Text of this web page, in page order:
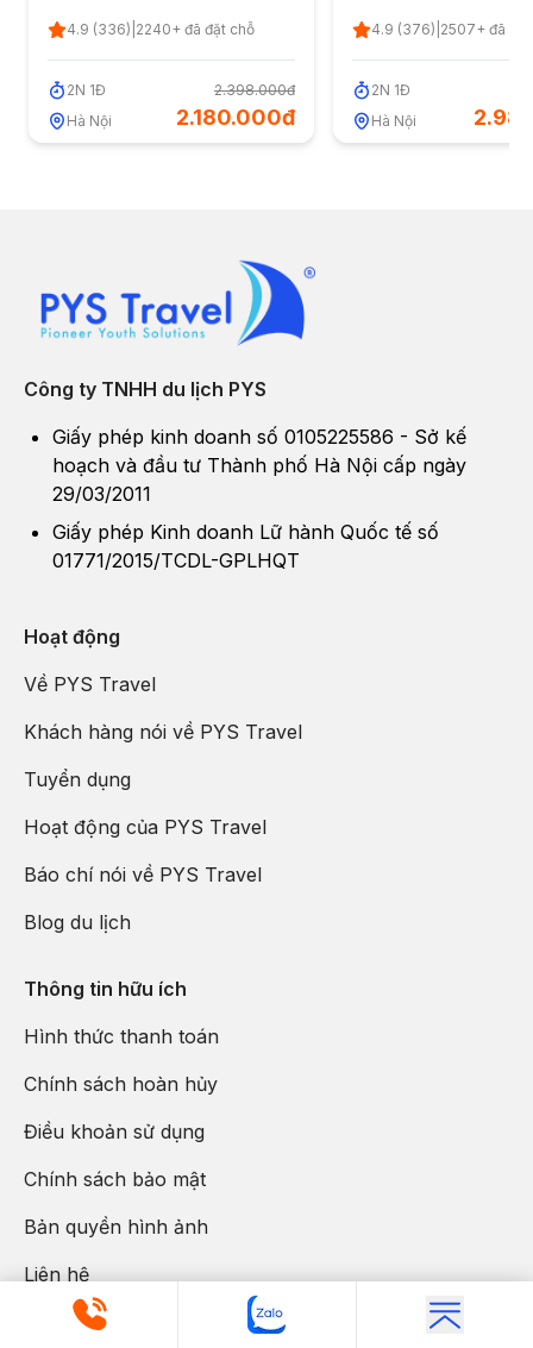
đêm từ Hà Nội 2026
4.9 (336) 2240+ đã đặt chỗ
2N 1Đ
Hà Nội
2.398.000đ
2.180.000đ
Nội - Quốc Khánh
4.9 (376) 2507+ đã
2N 1Đ
Hà Nội
Công ty TNHH du lịch PYS
Giấy phép kinh doanh số 0105225586 - Sở kế
hoạch và đầu tư Thành phố Hà Nội cấp ngày
29/03/2011
Giấy phép Kinh doanh Lữ hành Quốc tế số
01771/2015/TCDL-GPLHQT
Hoạt động
Về PYS Travel
Khách hàng nói về PYS Travel
Tuyển dụng
Hoạt động của PYS Travel
Báo chí nói về PYS Travel
Blog du lịch
Thông tin hữu ích
Hình thức thanh toán
Chính sách hoàn hủy
Điều khoản sử dụng
Chính sách bảo mật
Bản quyền hình ảnh
Liên hệ